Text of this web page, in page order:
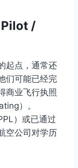
Pilot /
起点，通常还
们可能已经完
商业飞行执照
）。
）或已通过
空公司对学历